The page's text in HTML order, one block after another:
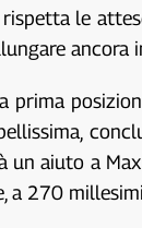
rispetta le
ancora
prima
un aiuto a
a 270